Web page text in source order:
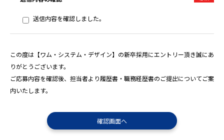
送信内容を確認しました。
この度は【ワム・システム・デザイン】の新卒採用にエントリー頂き誠にあ
りがとうございます。
ご応募内容を確認後、担当者より履歴書・職務経歴書のご提出についてご案
内いたします。